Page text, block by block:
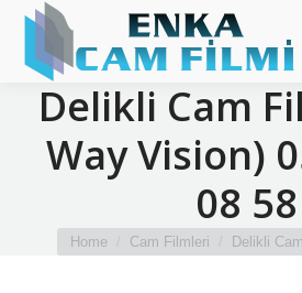
Delikli Cam
Way Vision)
08 58
You are here:
Home Cam Filmleri Delikli